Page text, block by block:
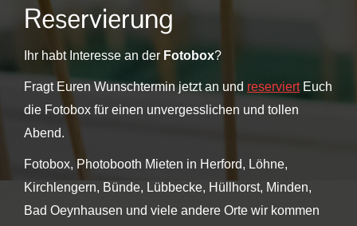
Reservierung
Ihr habt Interesse an der Fotobox?
Fragt Euren Wunschtermin jetzt an und reserviertEuch
die Fotobox für einen unvergesslichen und tollen
Abend.
Fotobox, Photobooth Mieten in Herford, Löhne,
Kirchlengern, Bünde, Lübbecke, Hüllhorst, Minden,
Bad Oeynhausen und viele andere Orte wir kommen